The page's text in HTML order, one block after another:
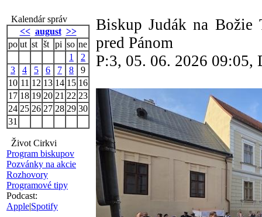
Kalendár správ
<< august >>
po ut st št pi so ne
1
2
3
4 5 6 7 8
9
10 11 12 13 14 15 16
17 18 19 20 21 22 23
24 25 26 27 28 29 30
31
Život Cirkvi
Program biskupov
Pozvánky na akcie
Rozhovory
Programové tipy
Podcast:
Apple|Spotify
Biskup Judák na
pred Pánom
P:3, 05. 06. 2026 09:05,